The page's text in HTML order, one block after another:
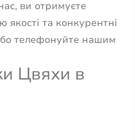
ви отримуєте
якості та конкурентні
телефонуйте нашим
Цвяхи в